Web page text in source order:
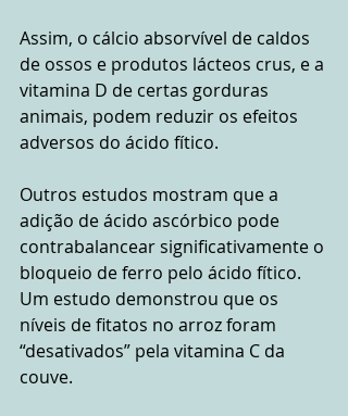
Assim, o cálcio absorvível de caldos
de ossos e produtos lácteos crus, e a
vitamina D de certas gorduras
animais, podem reduzir os efeitos
adversos do ácido fítico.
Outros estudos mostram que a
adição de ácido ascórbico pode
contrabalancear significativamente o
bloqueio de ferro pelo ácido fítico.
Um estudo demonstrou que os
níveis de fitatos no arroz foram
“desativados” pela vitamina C da
couve.